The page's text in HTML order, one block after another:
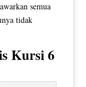
semua
tidak
Kursi 6